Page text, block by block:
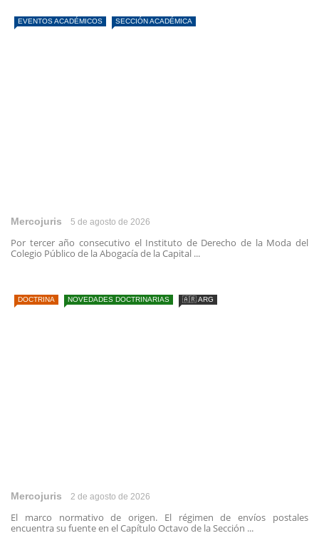
EVENTOS ACADÉMICOS SECCIÓN ACADÉMICA
Mercojuris 5 de agosto de 2026
Por tercer año consecutivo el Instituto de Derecho de la Moda del
Colegio Público de la Abogacía de la Capital ...
DOCTRINA NOVEDADES DOCTRINARIAS 🇦🇷 ARG
Mercojuris 2 de agosto de 2026
El marco normativo de origen. El régimen de envíos postales
encuentra su fuente en el Capítulo Octavo de la Sección ...